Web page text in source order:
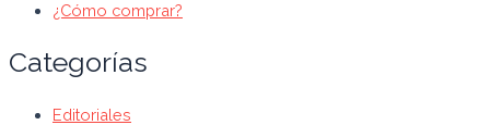
¿Cómo comprar?
Categorías
Editoriales